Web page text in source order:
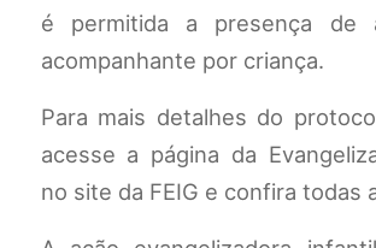
é permitida a presença de
acompanhante por criança.
Para mais detalhes do
acesse a página da
no site da FEIG e confira todas